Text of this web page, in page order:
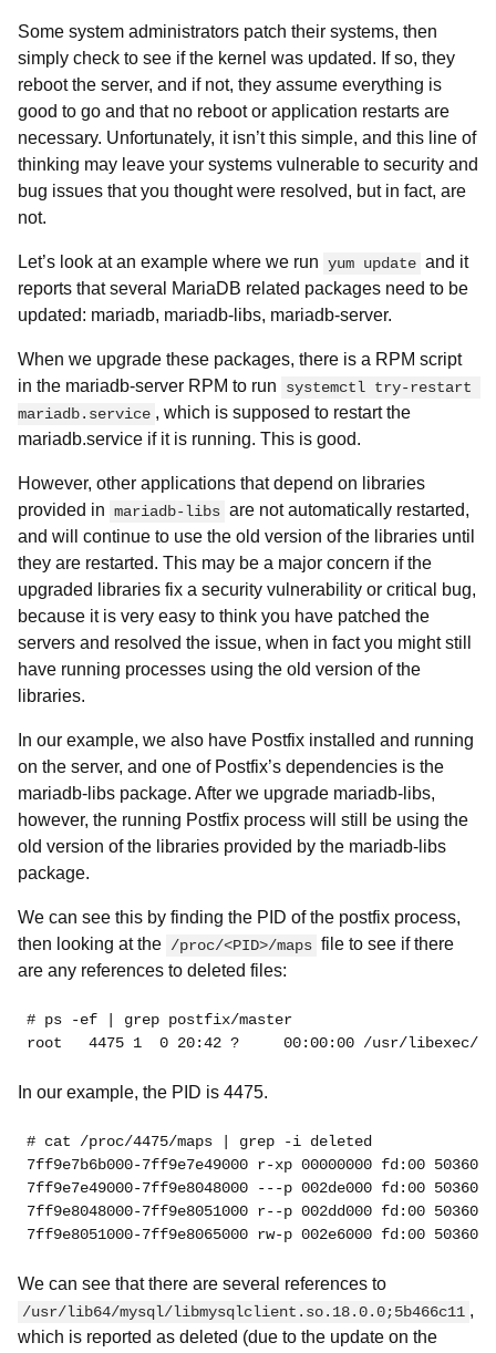
Some system administrators patch their systems, then
simply check to see if the kernel was updated. If so, they
reboot the server, and if not, they assume everything is
good to go and that no reboot or application restarts are
necessary. Unfortunately, it isn’t this simple, and this line of
thinking may leave your systems vulnerable to security and
bug issues that you thought were resolved, but in fact, are
not.
Let’s look at an example where we run yum update and it
reports that several MariaDB related packages need to be
updated: mariadb, mariadb-libs, mariadb-server.
When we upgrade these packages, there is a RPM script
in the mariadb-server RPM to run
systemctl try-restart
mariadb.service , which is supposed to restart the
mariadb.service if it is running. This is good.
However, other applications that depend on libraries
provided in mariadb-libs are not automatically restarted,
and will continue to use the old version of the libraries until
they are restarted. This may be a major concern if the
upgraded libraries fix a security vulnerability or critical bug,
because it is very easy to think you have patched the
servers and resolved the issue, when in fact you might still
have running processes using the old version of the
libraries.
In our example, we also have Postfix installed and running
on the server, and one of Postfix’s dependencies is the
mariadb-libs package. After we upgrade mariadb-libs,
however, the running Postfix process will still be using the
old version of the libraries provided by the mariadb-libs
package.
We can see this by finding the PID of the postfix process,
then looking at the /proc/<PID>/maps file to see if there
are any references to deleted files:
# ps -ef | grep postfix/master
root
4475 1  0 20:42 ?     00:00:00 /usr/libexec/
In our example, the PID is 4475.
# cat /proc/4475/maps | grep -i deleted
7ff9e7b6b000-7ff9e7e49000 r-xp 00000000
7ff9e7e49000-7ff9e8048000 ---p 002de000
7ff9e8048000-7ff9e8051000 r--p 002dd000
7ff9e8051000-7ff9e8065000 rw-p 002e6000
We can see that there are several references to
/usr/lib64/mysql/libmysqlclient.so.18.0.0;5b466c11 ,
which is reported as deleted (due to the update on the